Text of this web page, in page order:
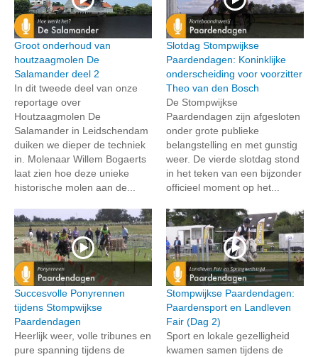
Groot onderhoud van
houtzaagmolen De
Salamander deel 2
In dit tweede deel van onze
reportage over
Houtzaagmolen De
Salamander in Leidschendam
duiken we dieper de techniek
in. Molenaar Willem Bogaerts
laat zien hoe deze unieke
historische molen aan de...
Slotdag Stompwijkse
Paardendagen: Koninklijke
onderscheiding voor voorzitter
Theo van den Bosch
De Stompwijkse
Paardendagen zijn afgesloten
onder grote publieke
belangstelling en met gunstig
weer. De vierde slotdag stond
in het teken van een bijzonder
officieel moment op het...
Succesvolle Ponyrennen
tijdens Stompwijkse
Paardendagen
Heerlijk weer, volle tribunes en
pure spanning tijdens de
Stompwijkse Paardendagen:
Paardensport en Landleven
Fair (Dag 2)
Sport en lokale gezelligheid
kwamen samen tijdens de